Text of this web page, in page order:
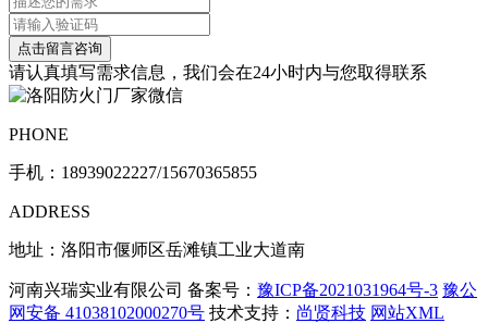
请认真填写需求信息，我们会在24小时内与您取得联系
PHONE
手机： 18939022227/15670365855
ADDRESS
地址：洛阳市偃师区岳滩镇工业大道南
河南兴瑞实业有限公司 备案号： 豫ICP备2021031964号-3 豫公
网安备 41038102000270号 技术支持： 尚贤科技 网站XML